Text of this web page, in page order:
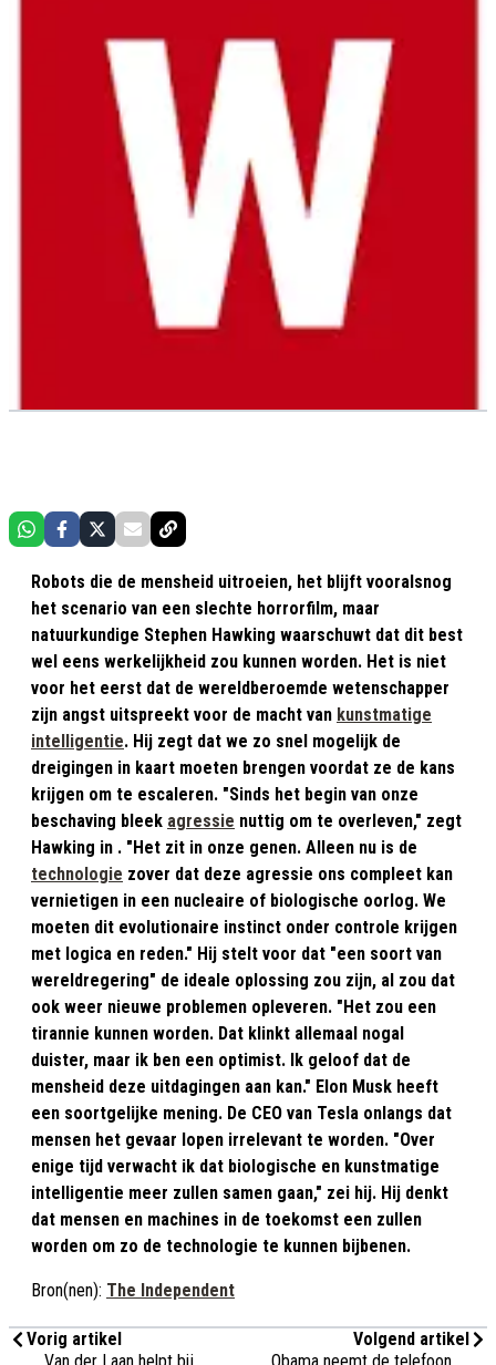
Robots die de mensheid uitroeien, het blijft vooralsnog
het scenario van een slechte horrorfilm, maar
natuurkundige Stephen Hawking waarschuwt dat dit best
wel eens werkelijkheid zou kunnen worden. Het is niet
voor het eerst dat de wereldberoemde wetenschapper
zijn angst uitspreekt voor de macht van kunstmatige
intelligentie. Hij zegt dat we zo snel mogelijk de
dreigingen in kaart moeten brengen voordat ze de kans
krijgen om te escaleren. "Sinds het begin van onze
beschaving bleek agressie nuttig om te overleven," zegt
Hawking in . "Het zit in onze genen. Alleen nu is de
technologie zover dat deze agressie ons compleet kan
vernietigen in een nucleaire of biologische oorlog. We
moeten dit evolutionaire instinct onder controle krijgen
met logica en reden." Hij stelt voor dat "een soort van
wereldregering" de ideale oplossing zou zijn, al zou dat
ook weer nieuwe problemen opleveren. "Het zou een
tirannie kunnen worden. Dat klinkt allemaal nogal
duister, maar ik ben een optimist. Ik geloof dat de
mensheid deze uitdagingen aan kan." Elon Musk heeft
een soortgelijke mening. De CEO van Tesla onlangs dat
mensen het gevaar lopen irrelevant te worden. "Over
enige tijd verwacht ik dat biologische en kunstmatige
intelligentie meer zullen samen gaan," zei hij. Hij denkt
dat mensen en machines in de toekomst een zullen
worden om zo de technologie te kunnen bijbenen.
Bron(nen): The Independent
Vorig artikel
Van der Laan helpt bij
Volgend artikel
Obama neemt de telefoon